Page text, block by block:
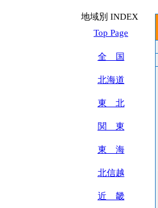
地域別 INDEX
Top Page
全 国
北海道
東 北
関 東
東 海
北信越
近 畿